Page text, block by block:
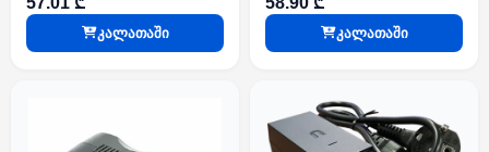
კალათაში კალათაში